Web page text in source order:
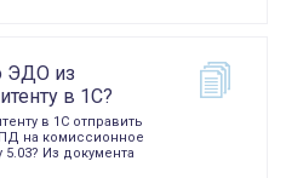
ЭДО из
в 1С?
в 1С отправить
на комиссионное
Из документа